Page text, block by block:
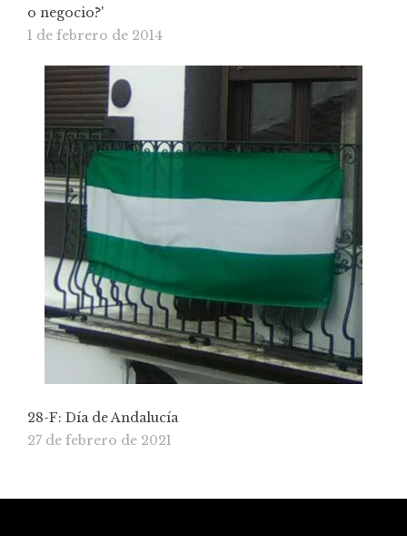
o negocio?'
1 de febrero de 2014
28-F: Día de Andalucía
27 de febrero de 2021